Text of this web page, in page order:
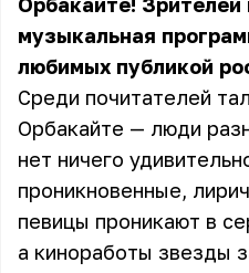
музыкальная
любимых публикой
Среди почитателей
Орбакайте — люди
нет ничего
проникновенные,
певицы проникают в
а киноработы звезды